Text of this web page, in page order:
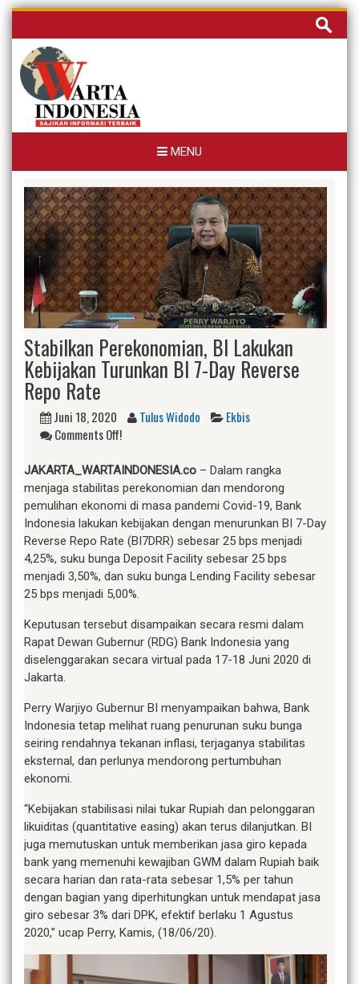
Skip
content
Cari
untuk:
MENU
Stabilkan Perekonomian, BI Lakukan
Kebijakan Turunkan BI 7-Day Reverse
Repo Rate
Juni 18, 2020 Tulus Widodo
Ekbis
Comments Off!
JAKARTA_WARTAINDONESIA.co – Dalam rangka
menjaga stabilitas perekonomian dan mendorong
pemulihan ekonomi di masa pandemi Covid-19, Bank
Indonesia lakukan kebijakan dengan menurunkan BI 7-Day
Reverse Repo Rate (BI7DRR) sebesar 25 bps menjadi
4,25%, suku bunga Deposit Facility sebesar 25 bps
menjadi 3,50%, dan suku bunga Lending Facility sebesar
25 bps menjadi 5,00%.
Keputusan tersebut disampaikan secara resmi dalam
Rapat Dewan Gubernur (RDG) Bank Indonesia yang
diselenggarakan secara virtual pada 17-18 Juni 2020 di
Jakarta.
Perry Warjiyo Gubernur BI menyampaikan bahwa, Bank
Indonesia tetap melihat ruang penurunan suku bunga
seiring rendahnya tekanan inflasi, terjaganya stabilitas
eksternal, dan perlunya mendorong pertumbuhan
ekonomi.
“Kebijakan stabilisasi nilai tukar Rupiah dan pelonggaran
likuiditas (quantitative easing) akan terus dilanjutkan. BI
juga memutuskan untuk memberikan jasa giro kepada
bank yang memenuhi kewajiban GWM dalam Rupiah baik
secara harian dan rata-rata sebesar 1,5% per tahun
dengan bagian yang diperhitungkan untuk mendapat jasa
giro sebesar 3% dari DPK, efektif berlaku 1 Agustus
2020,” ucap Perry, Kamis, (18/06/20).